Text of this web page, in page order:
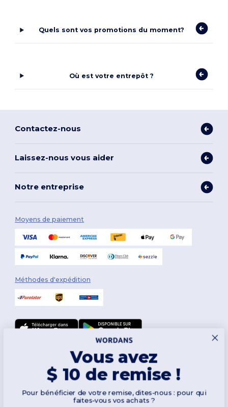
Quels sont vos promotions du moment?
Où est votre entrepôt ?
Contactez-nous
Laissez-nous vous aider
Notre entreprise
Moyens de paiement
Méthodes d'expédition
2026. Tous droits réservés
|Politique de personnalisation
Vous avez
$ 10 de remise !
Pour bénéficier de votre remise, dites-nous : pour qui
faites-vous vos achats ?